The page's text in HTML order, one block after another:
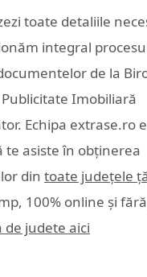
toate detaliile
integral
de la
Imobiliară
Echipa extrase.ro
te asiste în obținerea
din toate județele
100% online și
de judete aici